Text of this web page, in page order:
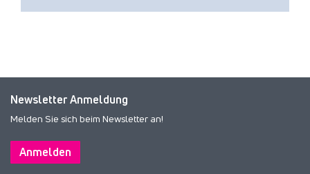
Newsletter Anmeldung
Melden Sie sich beim Newsletter an!
Anmelden